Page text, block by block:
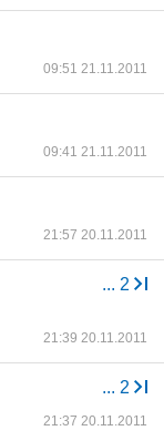
09:51 21.11.2011
09:41 21.11.2011
21:57 20.11.2011
... 2
21:39 20.11.2011
... 2
21:37 20.11.2011